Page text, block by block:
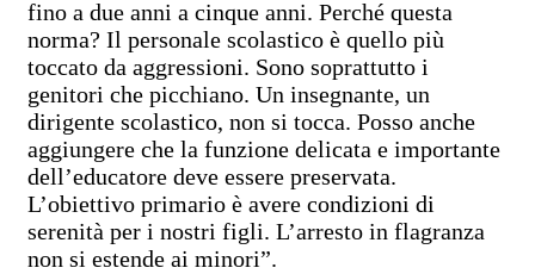
fino a due anni a cinque anni. Perché questa
norma? Il personale scolastico è quello più
toccato da aggressioni. Sono soprattutto i
genitori che picchiano. Un insegnante, un
dirigente scolastico, non si tocca. Posso anche
aggiungere che la funzione delicata e importante
dell’educatore deve essere preservata.
L’obiettivo primario è avere condizioni di
serenità per i nostri figli. L’arresto in flagranza
non si estende ai minori”.